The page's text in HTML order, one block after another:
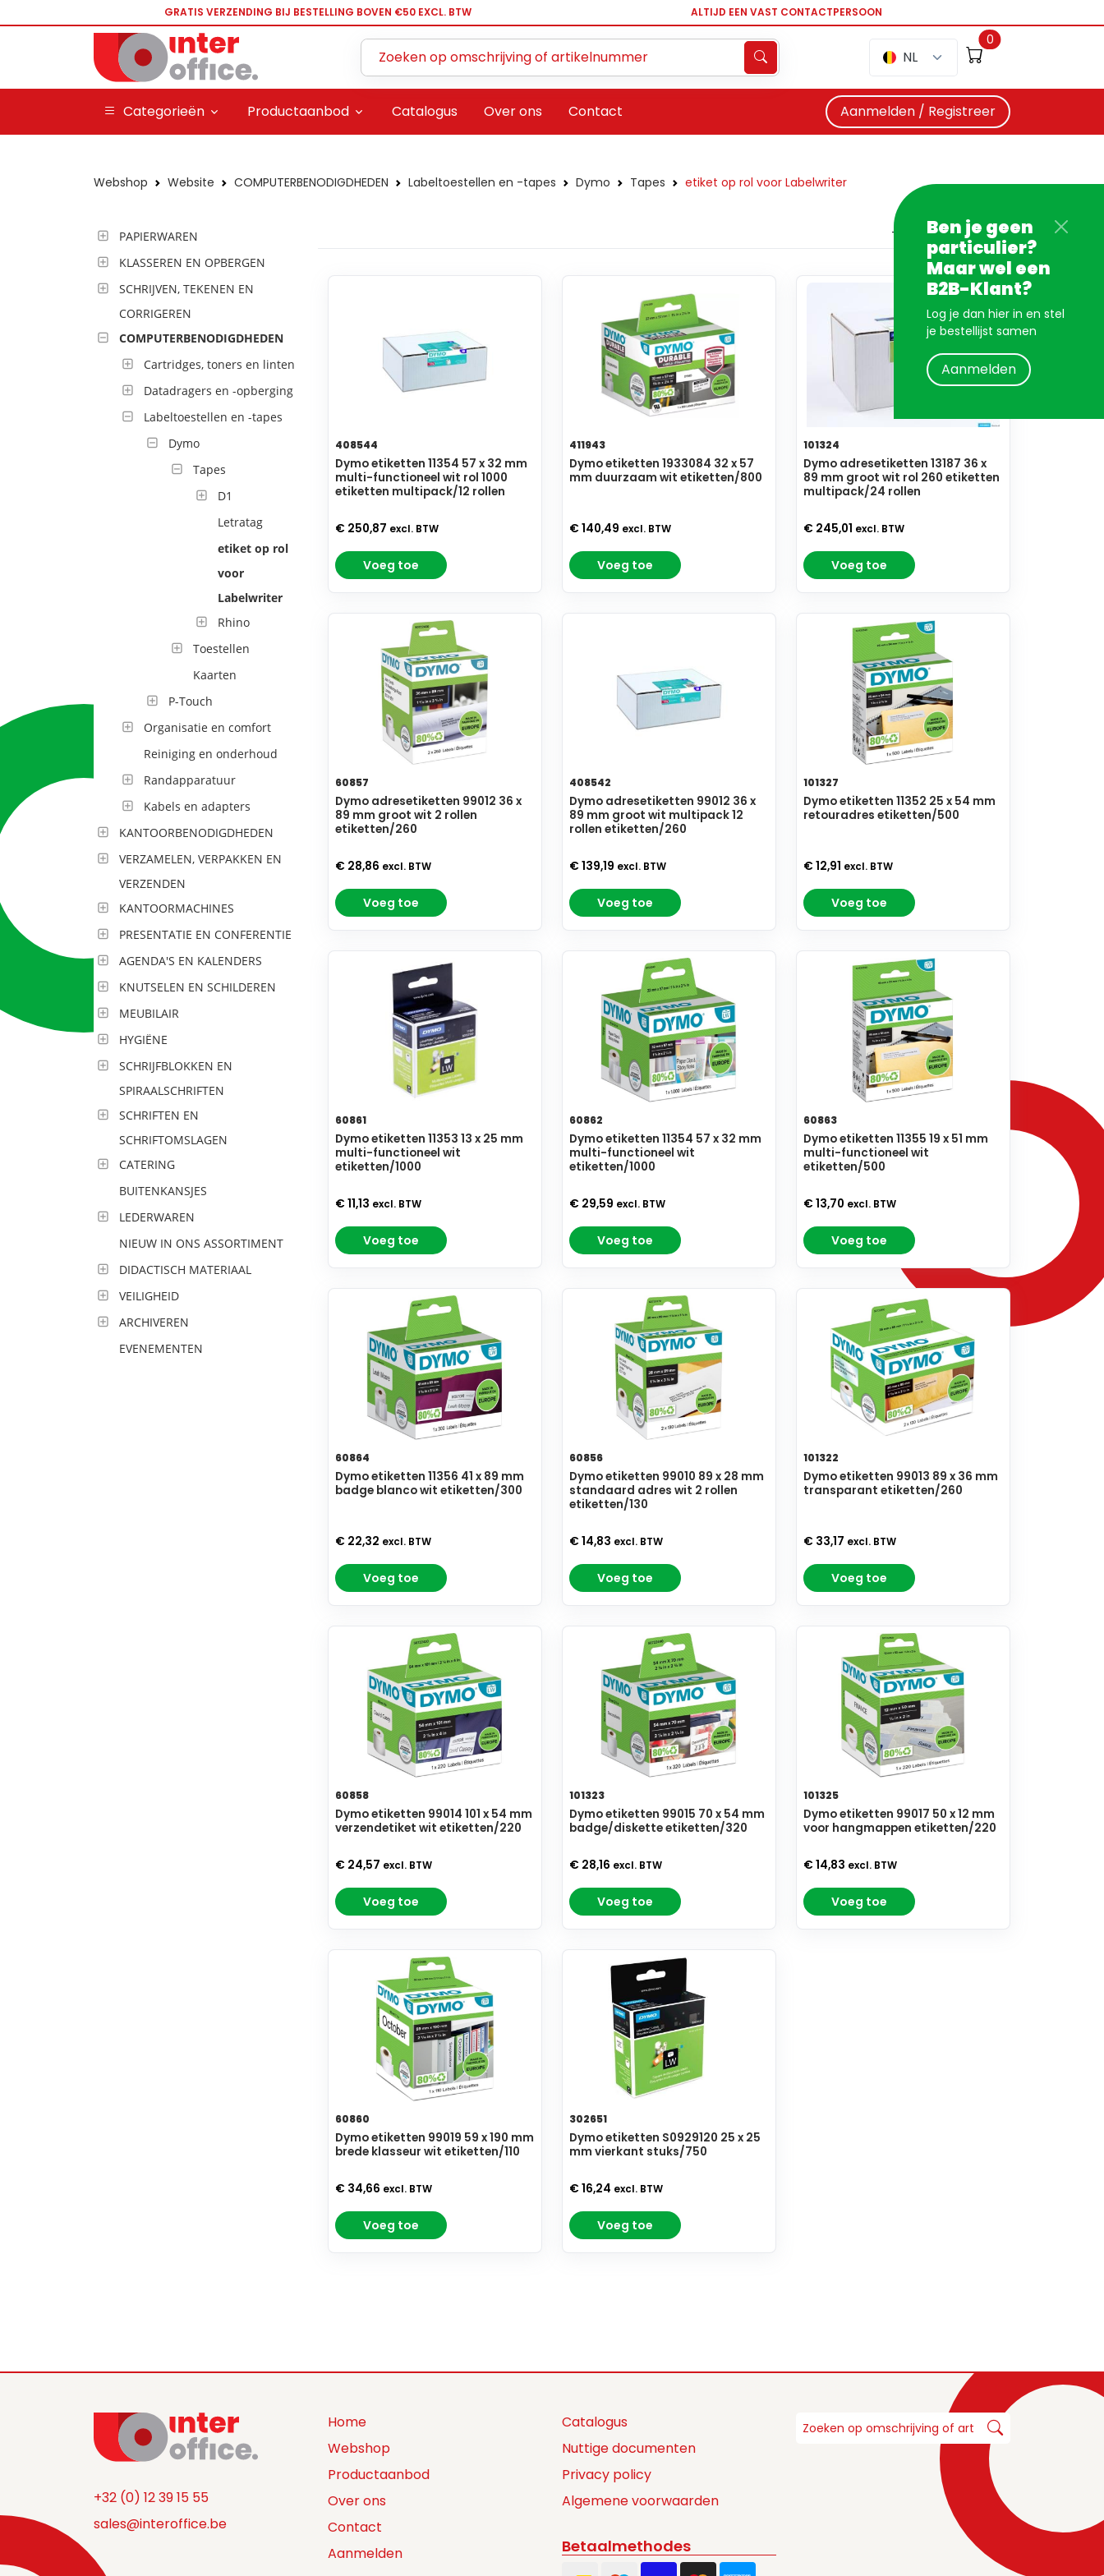
GRATIS VERZENDING BIJ BESTELLING BOVEN €50 EXCL. BTW ALTIJD EEN VAST CONTACTPERSOON
NL
0
Categorieën Productaanbod Catalogus Over ons Contact Aanmelden / Registreer
Ben je geen
particulier?
Maar wel een
B2B-Klant?
Log je dan hier in en stel
je bestellijst samen
Aanmelden
Webshop Website COMPUTERBENODIGDHEDEN Labeltoestellen en -tapes Dymo Tapes etiket op rol voor Labelwriter
PAPIERWAREN
KLASSEREN EN OPBERGEN
SCHRIJVEN, TEKENEN EN
CORRIGEREN
COMPUTERBENODIGDHEDEN
Cartridges, toners en linten
Datadragers en -opberging
Labeltoestellen en -tapes
Dymo
Tapes
D1
Letratag
etiket op rol
voor
Labelwriter
Rhino
Toestellen
Kaarten
P-Touch
Organisatie en comfort
Reiniging en onderhoud
Randapparatuur
Kabels en adapters
KANTOORBENODIGDHEDEN
VERZAMELEN, VERPAKKEN EN
VERZENDEN
KANTOORMACHINES
PRESENTATIE EN CONFERENTIE
AGENDA'S EN KALENDERS
KNUTSELEN EN SCHILDEREN
MEUBILAIR
HYGIËNE
SCHRIJFBLOKKEN EN
SPIRAALSCHRIFTEN
SCHRIFTEN EN
SCHRIFTOMSLAGEN
CATERING
BUITENKANSJES
LEDERWAREN
NIEUW IN ONS ASSORTIMENT
DIDACTISCH MATERIAAL
VEILIGHEID
ARCHIVEREN
EVENEMENTEN
408544
Dymo etiketten 11354 57 x 32 mm
multi-functioneel wit rol 1000
etiketten multipack/12 rollen
€ 250,87 excl. BTW
Voeg toe
411943
Dymo etiketten 1933084 32 x 57
mm duurzaam wit etiketten/800
€ 140,49 excl. BTW
Voeg toe
101324
Dymo adresetiketten 13187 36 x
89 mm groot wit rol 260 etiketten
multipack/24 rollen
€ 245,01 excl. BTW
Voeg toe
60857
Dymo adresetiketten 99012 36 x
89 mm groot wit 2 rollen
etiketten/260
€ 28,86 excl. BTW
Voeg toe
408542
Dymo adresetiketten 99012 36 x
89 mm groot wit multipack 12
rollen etiketten/260
€ 139,19 excl. BTW
Voeg toe
101327
Dymo etiketten 11352 25 x 54 mm
retouradres etiketten/500
€ 12,91 excl. BTW
Voeg toe
60861
Dymo etiketten 11353 13 x 25 mm
multi-functioneel wit
etiketten/1000
€ 11,13 excl. BTW
Voeg toe
60862
Dymo etiketten 11354 57 x 32 mm
multi-functioneel wit
etiketten/1000
€ 29,59 excl. BTW
Voeg toe
60863
Dymo etiketten 11355 19 x 51 mm
multi-functioneel wit
etiketten/500
€ 13,70 excl. BTW
Voeg toe
60864
Dymo etiketten 11356 41 x 89 mm
badge blanco wit etiketten/300
€ 22,32 excl. BTW
Voeg toe
60856
Dymo etiketten 99010 89 x 28 mm
standaard adres wit 2 rollen
etiketten/130
€ 14,83 excl. BTW
Voeg toe
101322
Dymo etiketten 99013 89 x 36 mm
transparant etiketten/260
€ 33,17 excl. BTW
Voeg toe
60858
Dymo etiketten 99014 101 x 54 mm
verzendetiket wit etiketten/220
€ 24,57 excl. BTW
Voeg toe
101323
Dymo etiketten 99015 70 x 54 mm
badge/diskette etiketten/320
€ 28,16 excl. BTW
Voeg toe
101325
Dymo etiketten 99017 50 x 12 mm
voor hangmappen etiketten/220
€ 14,83 excl. BTW
Voeg toe
60860
Dymo etiketten 99019 59 x 190 mm
brede klasseur wit etiketten/110
€ 34,66 excl. BTW
Voeg toe
302651
Dymo etiketten S0929120 25 x 25
mm vierkant stuks/750
€ 16,24 excl. BTW
Voeg toe
+32 (0) 12 39 15 55
sales@interoffice.be
Home
Webshop
Productaanbod
Over ons
Contact
Aanmelden
Catalogus
Nuttige documenten
Privacy policy
Algemene voorwaarden
Betaalmethodes